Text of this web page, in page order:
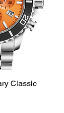
Classic